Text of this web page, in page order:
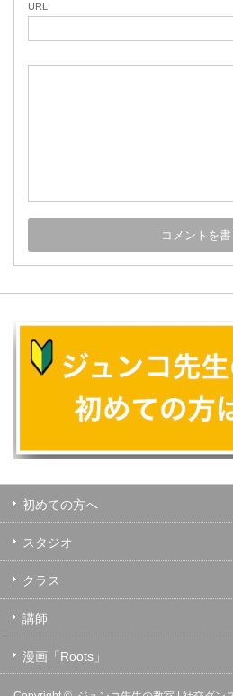
URL
初めての方へ
スタジオ
クラス
講師
漫画「Roots」